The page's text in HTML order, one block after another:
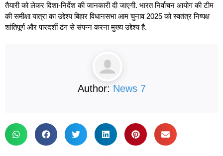
तैयारी को लेकर दिशा-निर्देश की जानकारी दी जाएगी. भारत निर्वाचन आयोग की टीम
की समीक्षा यात्रा का उद्देश्य बिहार विधानसभा आम चुनाव 2025 को स्वतंत्र निष्पक्ष
शांतिपूर्ण और पारदर्शी ढंग से संपन्न करना मुख्य उद्देश्य है.
Author: News 7